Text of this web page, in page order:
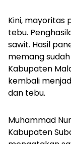
Kini, mayoritas
tebu.
sawit. Hasil
memang
Kabupaten
kembali
dan tebu.
Muhammad
Kabupaten